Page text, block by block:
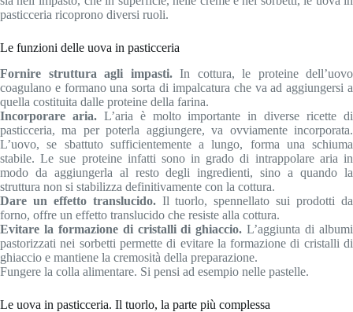
pasticceria ricoprono diversi ruoli.
Le funzioni delle uova in pasticceria
Fornire struttura agli impasti. In cottura, le proteine dell’uovo
coagulano e formano una sorta di impalcatura che va ad aggiungersi a
quella costituita dalle proteine della farina.
Incorporare aria. L’aria è molto importante in diverse ricette di
pasticceria, ma per poterla aggiungere, va ovviamente incorporata.
L’uovo, se sbattuto sufficientemente a lungo, forma una schiuma
stabile. Le sue proteine infatti sono in grado di intrappolare aria in
modo da aggiungerla al resto degli ingredienti, sino a quando la
struttura non si stabilizza definitivamente con la cottura.
Dare un effetto translucido.Il tuorlo, spennellato sui prodotti da
forno, offre un effetto translucido che resiste alla cottura.
Evitare la formazione di cristalli di ghiaccio. L’aggiunta di albumi
pastorizzati nei sorbetti permette di evitare la formazione di cristalli di
ghiaccio e mantiene la cremosità della preparazione.
Fungere la colla alimentare. Si pensi ad esempio nelle pastelle.
Le uova in pasticceria. Il tuorlo, la parte più complessa